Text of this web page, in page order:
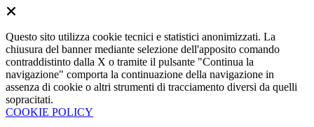
Questo sito utilizza cookie tecnici e statistici anonimizzati. La
chiusura del banner mediante selezione dell'apposito comando
contraddistinto dalla X o tramite il pulsante "Continua la
navigazione" comporta la continuazione della navigazione in
assenza di cookie o altri strumenti di tracciamento diversi da quelli
sopracitati.
COOKIE POLICY